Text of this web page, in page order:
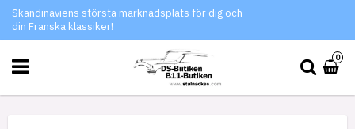
Skandinaviens största marknadsplats för dig och
din Franska klassiker!
0